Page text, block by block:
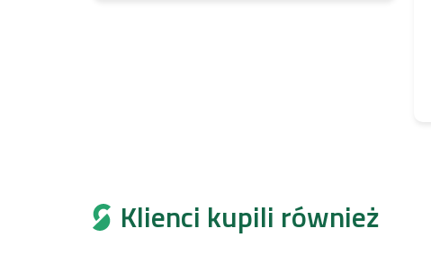
Klienci kupili również